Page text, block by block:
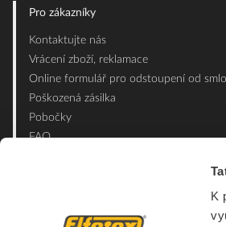
K
Pro zákazníky
Kontaktujte nás
Vrácení zboží, reklamace
Online formulář pro odstoupení od
Poškozená zásilka
Pobočky
FAQ